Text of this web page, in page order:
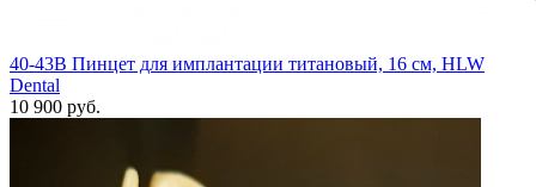
40-43B Пинцет для имплантации титановый, 16 см, HLW
Dental
10 900 руб.